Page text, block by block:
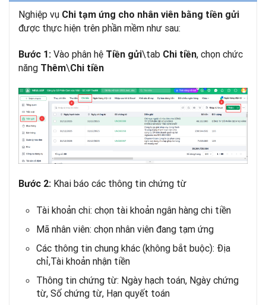
Nghiệp vụ Chi tạm ứng cho nhân viên bằng tiền gửi
được thực hiện trên phần mềm như sau:
Bước 1: Vào phân hệ Tiền gửi\tab Chi tiền, chọn chức
năng Thêm\Chi tiền
Bước 2: Khai báo các thông tin chứng từ
Tài khoản chi: chọn tài khoản ngân hàng chi tiền
Mã nhân viên: chọn nhân viên đang tạm ứng
Các thông tin chung khác (không bắt buộc): Địa
chỉ,Tài khoản nhận tiền
Thông tin chứng từ: Ngày hạch toán, Ngày chứng
từ, Số chứng từ, Hạn quyết toán